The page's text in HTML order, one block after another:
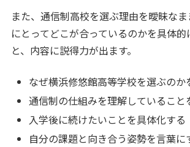
また、通信制高校を選ぶ理由を曖昧な
にとってどこが合っているのかを具体的
と、内容に説得力が出ます。
なぜ横浜修悠館高等学校を選ぶのか
通信制の仕組みを理解していること
入学後に続けたいことを具体化する
自分の課題と向き合う姿勢を言葉に